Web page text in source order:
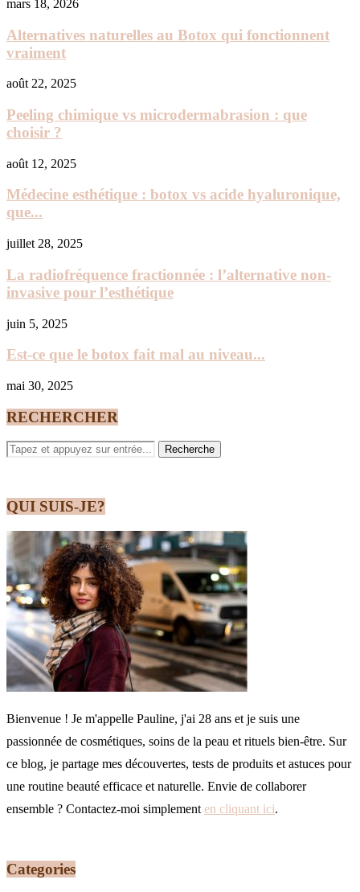
mars 18, 2026
Alternatives naturelles au Botox qui fonctionnent
vraiment
août 22, 2025
Peeling chimique vs microdermabrasion : que
choisir ?
août 12, 2025
Médecine esthétique : botox vs acide hyaluronique,
que...
juillet 28, 2025
La radiofréquence fractionnée : l’alternative non-
invasive pour l’esthétique
juin 5, 2025
Est-ce que le botox fait mal au niveau...
mai 30, 2025
RECHERCHER
QUI SUIS-JE?
Bienvenue ! Je m'appelle Pauline, j'ai 28 ans et je suis une
passionnée de cosmétiques, soins de la peau et rituels bien-être. Sur
ce blog, je partage mes découvertes, tests de produits et astuces pour
une routine beauté efficace et naturelle. Envie de collaborer
ensemble ? Contactez-moi simplement en cliquant ici.
Categories